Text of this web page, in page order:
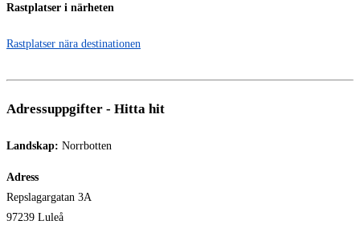
Rastplatser i närheten
Rastplatser nära destinationen
Adressuppgifter - Hitta hit
Landskap: Norrbotten
Adress
Repslagargatan 3A
97239 Luleå